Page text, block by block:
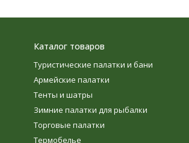
Каталог товаров
Туристические палатки и бани
Армейские палатки
Тенты и шатры
Зимние палатки для рыбалки
Торговые палатки
Термобелье